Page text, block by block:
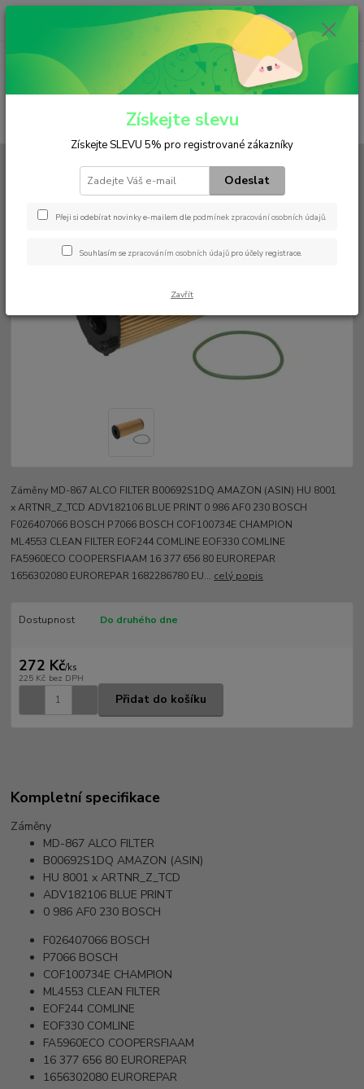
(Po-Pá, 6:30-15 hod.)
ks
0 Kč
HU 8001 x
Záměny MD-867 ALCO FILTER B00692S1DQ AMAZON (ASIN) HU 8001
x ARTNR_Z_TCD ADV182106 BLUE PRINT 0 986 AF0 230 BOSCH
F026407066 BOSCH P7066 BOSCH COF100734E CHAMPION
ML4553 CLEAN FILTER EOF244 COMLINE EOF330 COMLINE
FA5960ECO COOPERSFIAAM 16 377 656 80 EUROREPAR
1656302080 EUROREPAR 1682286780 EU... celý popis
Dostupnost Do druhého dne
272 Kč/ks
225 Kč bez DPH
Přidat do košíku
Kompletní specifikace
Záměny
MD-867 ALCO FILTER
B00692S1DQ AMAZON (ASIN)
HU 8001 x ARTNR_Z_TCD
ADV182106 BLUE PRINT
0 986 AF0 230 BOSCH
F026407066 BOSCH
P7066 BOSCH
COF100734E CHAMPION
ML4553 CLEAN FILTER
EOF244 COMLINE
EOF330 COMLINE
FA5960ECO COOPERSFIAAM
16 377 656 80 EUROREPAR
1656302080 EUROREPAR
Získejte slevu
Získejte SLEVU 5% pro registrované zákazníky
Odeslat
Přeji si odebírat novinky e-mailem dle podmínek zpracování osobních údajů.
Souhlasím se zpracováním osobních údajů pro účely registrace.
Zavřít